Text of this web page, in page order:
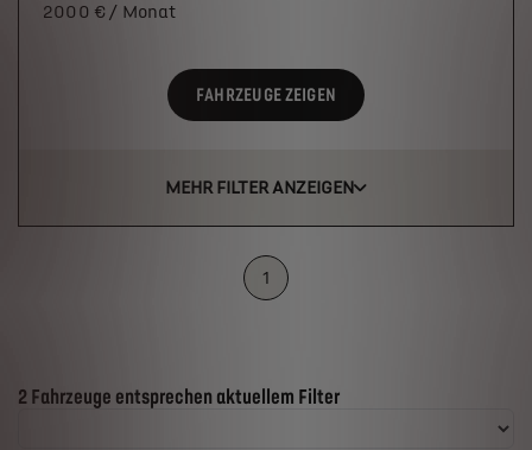
2000 € / Monat
FAHRZEUGE ZEIGEN
MEHR FILTER ANZEIGEN
1
Suchergebnisse
2 Fahrzeuge entsprechen aktuellem Filter